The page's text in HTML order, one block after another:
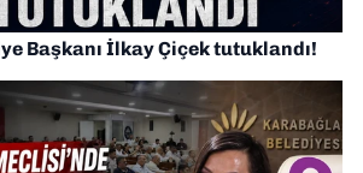
Başkanı İlkay Çiçek tutuklandı!